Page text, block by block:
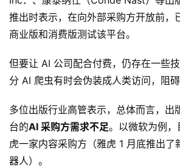
推
荐
&
具
于
&
留
言
登录 注册
推出时表示，在向外部采购方开放前
商业版和消费版测试该平台。
但要让 AI 公司配合付费，仍存在一些
分 AI 爬虫有时会伪装成人类访问，阻碍
多位出版行业高管表示，总体而言，出
台的AI 采购方需求不足。以微软为例
虎一家内容采购方（雅虎 1 月底推出了
器人）。